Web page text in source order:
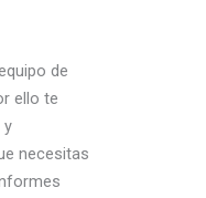
de
ello te
y
necesitas